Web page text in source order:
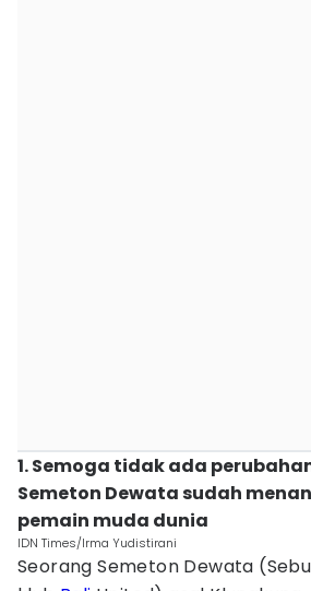
1. Semoga tidak ada
Semeton Dewata sudah
pemain muda dunia
IDN Times/Irma Yudistirani
Seorang Semeton Dewata